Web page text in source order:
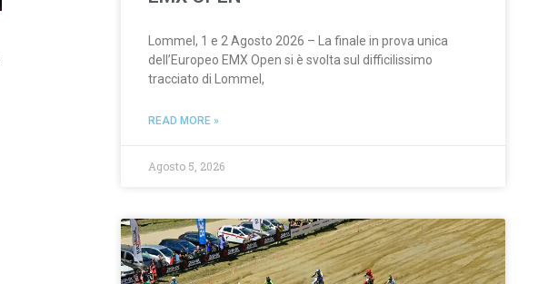
Lommel, 1 e 2 Agosto 2026 – La finale in prova unica
dell’Europeo EMX Open si è svolta sul difficilissimo
tracciato di Lommel,
READ MORE »
Agosto 5, 2026